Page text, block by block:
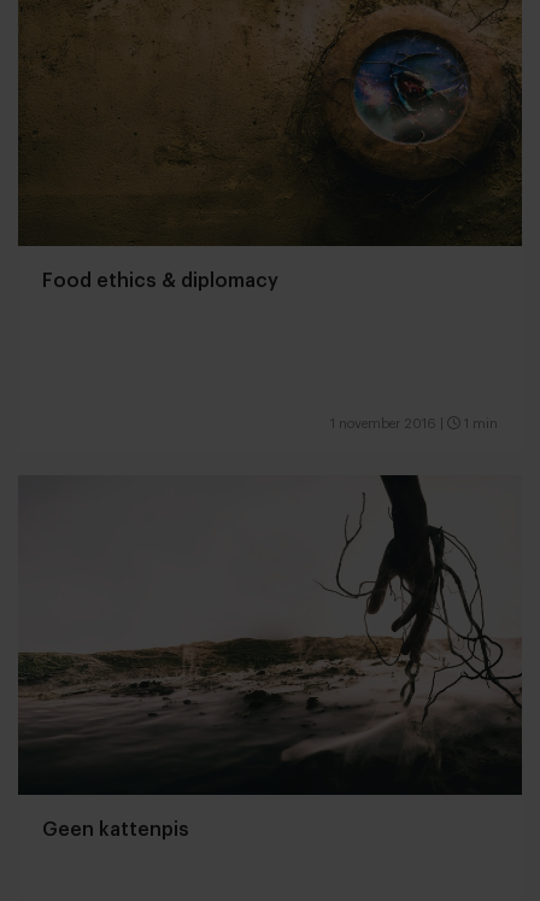
Food ethics & diplomacy
1 november 2016 1 min
Geen kattenpis